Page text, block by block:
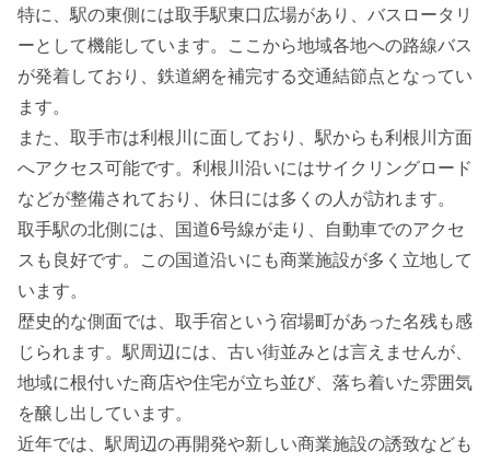
特に、駅の東側には取手駅東口広場があり、バスロータリ
ーとして機能しています。ここから地域各地への路線バス
が発着しており、鉄道網を補完する交通結節点となってい
ます。
また、取手市は利根川に面しており、駅からも利根川方面
へアクセス可能です。利根川沿いにはサイクリングロード
などが整備されており、休日には多くの人が訪れます。
取手駅の北側には、国道6号線が走り、自動車でのアクセ
スも良好です。この国道沿いにも商業施設が多く立地して
います。
歴史的な側面では、取手宿という宿場町があった名残も感
じられます。駅周辺には、古い街並みとは言えませんが、
地域に根付いた商店や住宅が立ち並び、落ち着いた雰囲気
を醸し出しています。
近年では、駅周辺の再開発や新しい商業施設の誘致なども